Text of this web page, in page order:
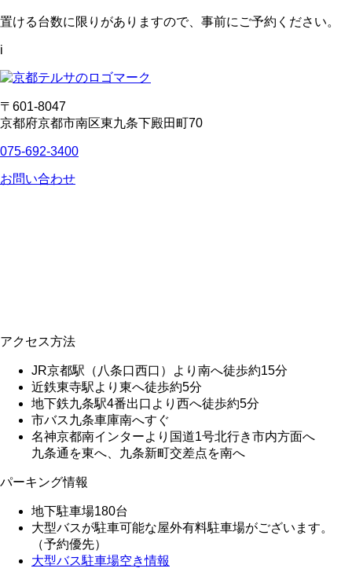
置ける台数に限りがありますので、事前にご予約ください。
i
〒601-8047
京都府京都市南区東九条下殿田町70
075-692-3400
お問い合わせ
アクセス方法
JR京都駅（八条口西口）より南へ徒歩約15分
近鉄東寺駅より東へ徒歩約5分
地下鉄九条駅4番出口より西へ徒歩約5分
市バス九条車庫南へすぐ
名神京都南インターより国道1号北行き市内方面へ
九条通を東へ、九条新町交差点を南へ
パーキング情報
地下駐車場180台
大型バスが駐車可能な屋外有料駐車場がございます。
（予約優先）
大型バス駐車場空き情報